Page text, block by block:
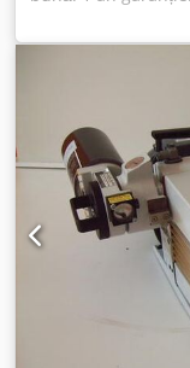
contactați-ne.